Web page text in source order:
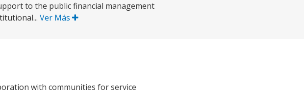
to the public financial management
Ver Más
with communities for service